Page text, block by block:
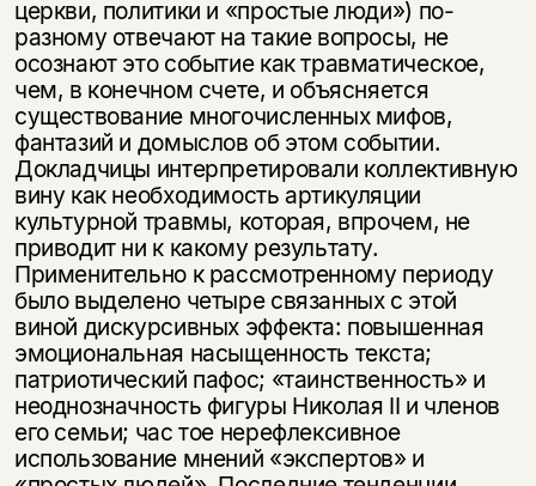
церкви, политики и «простые люди») по-
разному отвечают на такие вопросы, не
осознают это событие как травматическое,
чем, в конечном счете, и объясняется
существование многочисленных мифов,
фантазий и домыслов об этом событии.
Докладчицы интерпретировали коллек­тивную
вину как необходимость артикуляции
культурной травмы, которая, впро­чем, не
приводит ни к какому результату.
Применительно к рассмотренному периоду
было выделено четыре связанных с этой
виной дискурсивных эффекта: повышенная
эмоциональная насыщенность текста;
патриотический пафос; «таинственность» и
неоднозначность фигуры Николая II и членов
его семьи; час тое не­рефлексивное
использование мнений «экспертов» и